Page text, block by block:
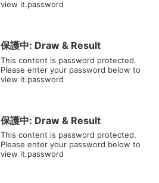
view it.password
保護中: Draw & Result
This content is password protected.
Please enter your password below to
view it.password
保護中: Draw & Result
This content is password protected.
Please enter your password below to
view it.password